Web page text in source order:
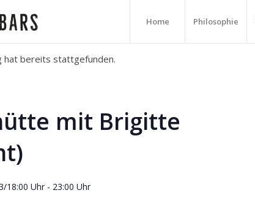
Home Philosophie
hat bereits stattgefunden.
mit Brigitte
18:00 Uhr - 23:00 Uhr